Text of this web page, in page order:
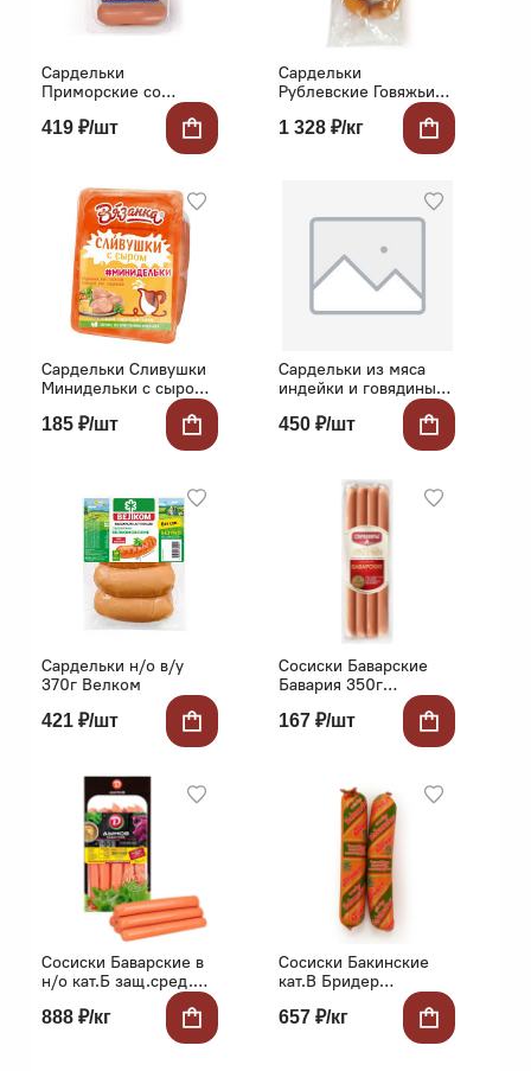
Сардельки
Приморские со
сливочным маслом
520г Ратимир
419 ₽/шт
Сардельки
Рублевские Говяжьи
люкс кат.Б Рублевский
1 328 ₽/кг
Сардельки Сливушки
Минидельки с сыром
185 ₽/шт
Сардельки из мяса
индейки и говядины
240г в/у Востряково
450 ₽/шт
Сардельки н/о в/у
370г Велком
421 ₽/шт
Сосиски Баварские
Бавария 350г
167 ₽/шт
Сосиски Баварские в
н/о кат.Б защ.сред.
888 ₽/кг
Сосиски Бакинские
кат.В Бридер
657 ₽/кг